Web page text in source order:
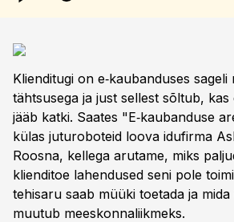
Klienditugi on e‑kaubanduses sageli
tähtsusega ja just sellest sõltub,
jääb katki. Saates "E‑kaubanduse
külas juturoboteid loova idufirma
Roosna, kellega arutame, miks
klienditoe lahendused seni pole
tehisaru saab müüki toetada ja
muutub meeskonnaliikmeks.